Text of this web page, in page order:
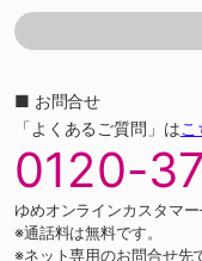
■ お問合せ
「よくあるご質問」はこ
0120-
ゆめオンラインカスタマ
※通話料は無料です。
※ネット専用のお問合せ先